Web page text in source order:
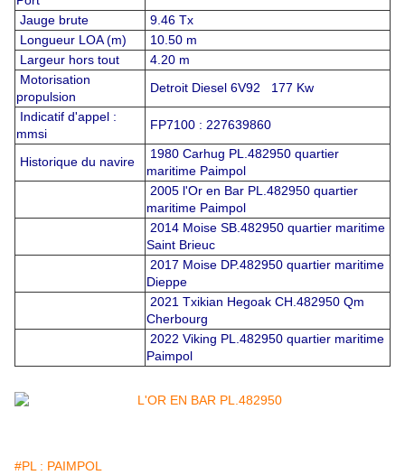
Jauge brute
9.46 Tx
Longueur LOA (m)
10.50 m
Largeur hors tout
4.20 m
Motorisation
propulsion
Detroit Diesel 6V92 177 Kw
Indicatif d'appel :
mmsi
FP7100 : 227639860
Historique du navire
1980 Carhug PL.482950 quartier
maritime Paimpol
2005 l'Or en Bar PL.482950 quartier
maritime Paimpol
2014 Moise SB.482950 quartier maritime
Saint Brieuc
2017 Moise DP.482950 quartier maritime
Dieppe
2021 Txikian Hegoak CH.482950 Qm
Cherbourg
2022 Viking PL.482950 quartier maritime
Paimpol
#PL : PAIMPOL